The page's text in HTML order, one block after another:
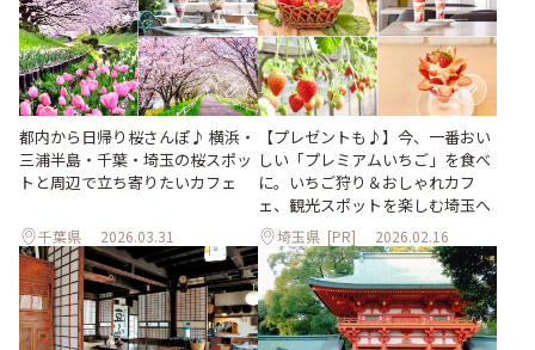
都内から日帰り桜さんぽ♪ 横浜・
三浦半島・千葉・埼玉の桜スポッ
トと周辺で立ち寄りたいカフェ
千葉県 2026.03.31
【プレゼントも♪】今、一番おい
しい「プレミアムいちご」を食べ
に。いちご狩り＆おしゃれカフ
ェ、観光スポットを楽しむ埼玉へ
埼玉県 [PR] 2026.02.16